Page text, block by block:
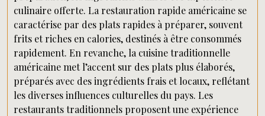
culinaire offerte. La restauration rapide américaine se
caractérise par des plats rapides à préparer, souvent
frits et riches en calories, destinés à être consommés
rapidement. En revanche, la cuisine traditionnelle
américaine met l’accent sur des plats plus élaborés,
préparés avec des ingrédients frais et locaux, reflétant
les diverses influences culturelles du pays. Les
restaurants traditionnels proposent une expérience